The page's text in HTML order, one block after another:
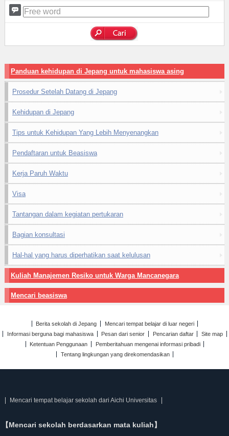
Panduan kehidupan di Jepang untuk mahasiswa asing
Prosedur Setelah Datang di Jepang
Kehidupan di Jepang
Tips untuk Kehidupan Yang Lebih Menyenangkan
Pendaftaran untuk Beasiswa
Kerja Paruh Waktu
Visa
Tantangan dalam kegiatan pertukaran
Bagian konsultasi
Hal-hal yang harus diperhatikan saat kelulusan
Kuliah Manajemen Resiko untuk Warga Mancanegara
Mencari beasiswa
Berita sekolah di Jepang
Mencari tempat belajar di luar negeri
Informasi berguna bagi mahasiswa
Pesan dari senior Pencarian daftar
Site map
Ketentuan Penggunaan
Pemberitahuan mengenai informasi pribadi
Tentang lingkungan yang direkomendasikan
Mencari tempat belajar sekolah dari Aichi Universitas
【Mencari sekolah berdasarkan mata kuliah】